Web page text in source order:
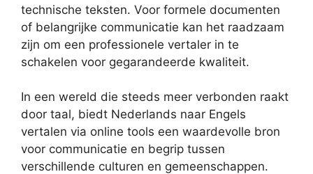
technische teksten. Voor formele documenten
of belangrijke communicatie kan het raadzaam
zijn om een professionele vertaler in te
schakelen voor gegarandeerde kwaliteit.
In een wereld die steeds meer verbonden raakt
door taal, biedt Nederlands naar Engels
vertalen via online tools een waardevolle bron
voor communicatie en begrip tussen
verschillende culturen en gemeenschappen.